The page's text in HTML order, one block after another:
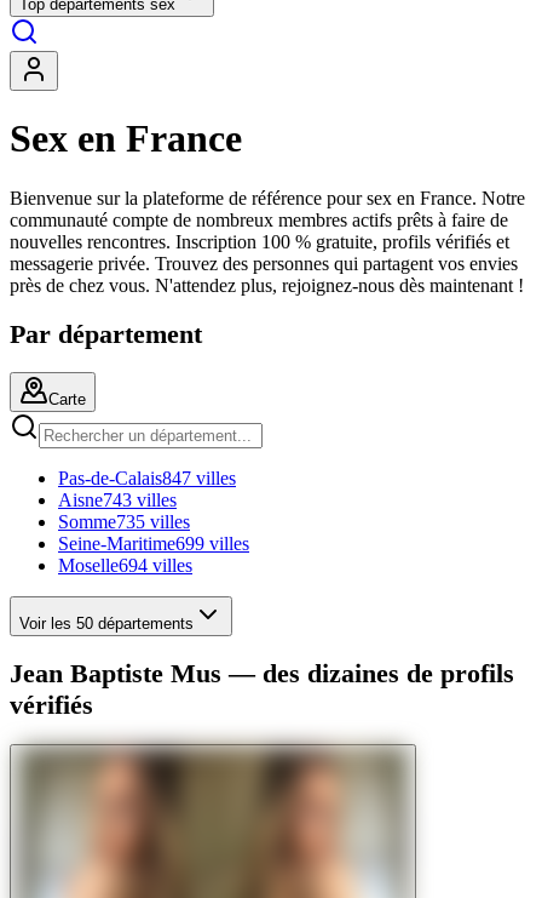
Top départements sex
Sex en France
Bienvenue sur la plateforme de référence pour sex en France. Notre
communauté compte de nombreux membres actifs prêts à faire de
nouvelles rencontres. Inscription 100 % gratuite, profils vérifiés et
messagerie privée. Trouvez des personnes qui partagent vos envies
près de chez vous. N'attendez plus, rejoignez-nous dès maintenant !
Par département
Carte
Pas-de-Calais847 villes
Aisne743 villes
Somme735 villes
Seine-Maritime699 villes
Moselle694 villes
Voir les 50 départements
Jean Baptiste Mus — des dizaines de profils
vérifiés